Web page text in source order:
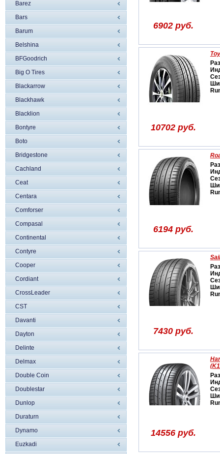
Barez
Bars
Barum
Belshina
BFGoodrich
Big O Tires
Blackarrow
Blackhawk
Blacklion
Bontyre
Boto
Bridgestone
Cachland
Ceat
Centara
Comforser
Compasal
Continental
Contyre
Cooper
Cordiant
CrossLeader
CST
Davanti
Dayton
Delinte
Delmax
Double Coin
Doublestar
Dunlop
Duraturn
Dynamo
Euzkadi
6902 руб.
10702 руб.
6194 руб.
7430 руб.
14556 руб.